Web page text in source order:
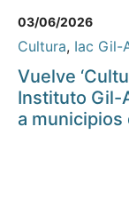
03/06/2026
Cultura, Iac Gil-
Vuelve
Instituto Gil-
a